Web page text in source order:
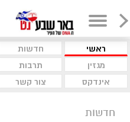
ראשי חדשות
מגזין
תרבות
אינדקס
צור קשר
חדשות